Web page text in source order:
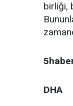
birliği,
DHA